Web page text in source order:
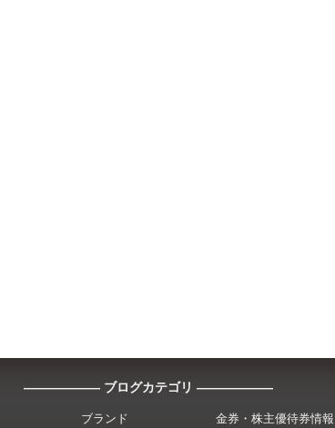
―――――― ブログカテゴリ ――――――
ブランド
金券・株主優待券情報